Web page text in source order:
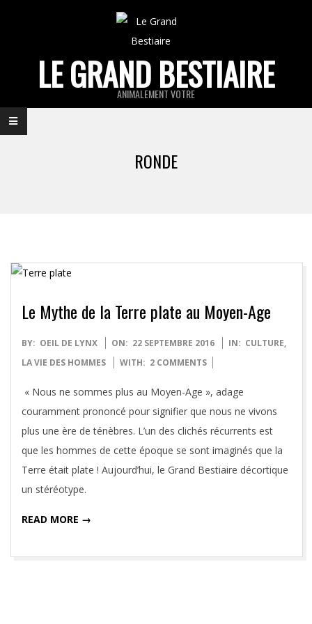
LE GRAND BESTIAIRE
ANIMALEMENT VOTRE
Primary
Navigation
RONDE
Le Mythe de la Terre plate au Moyen-Age
2016-
09-
BY: OEIL DE LYNX ON: 22 SEPTEMBRE 2016 IN: CULTURE,
LA VIE DES HOMMES
WITH: 2 COMMENTS
« Nous ne sommes plus au Moyen-Age », adage
couramment prononcé pour signifier que nous ne vivons
plus une ère de ténèbres. L’un des clichés récurrents est
que les hommes de cette époque se sont imaginés que la
Terre était plate ! Aujourd’hui, le Grand Bestiaire décortique
un stéréotype.
READ MORE →